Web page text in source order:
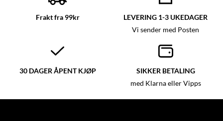
Frakt fra 99kr LEVERING 1-3 UKEDAGER
Vi sender med Posten
30 DAGER ÅPENT KJØP SIKKER BETALING
med Klarna eller Vipps